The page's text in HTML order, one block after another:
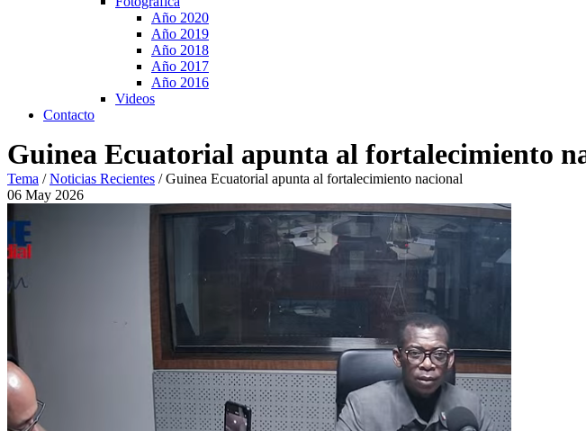
Año 2020
Año 2019
Año 2018
Año 2017
Año 2016
Videos
Contacto
Guinea Ecuatorial apunta al fortalecimiento
Tema /Noticias Recientes /Guinea Ecuatorial apunta al fortalecimiento nacional
06 May 2026